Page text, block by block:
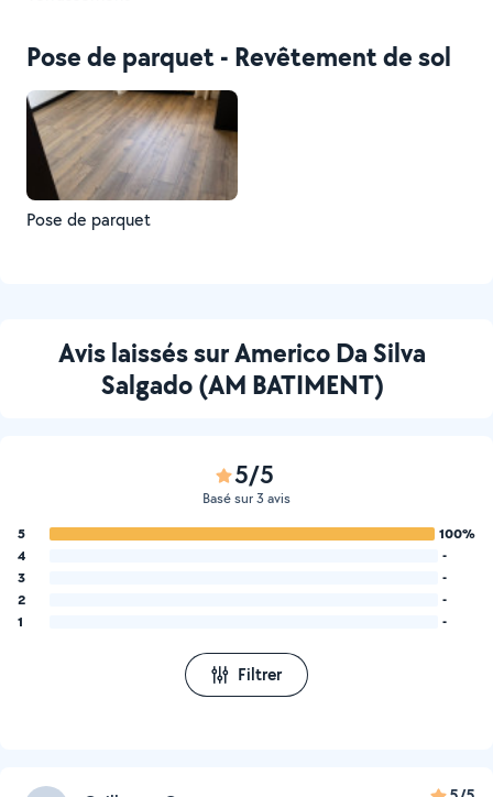
Pose de parquet - Revêtement de sol
Pose de parquet
Avis laissés sur Americo Da Silva
Salgado (AM BATIMENT)
5/5
Basé sur 3 avis
5
100%
4
-
3
-
2
-
1
-
Filtrer